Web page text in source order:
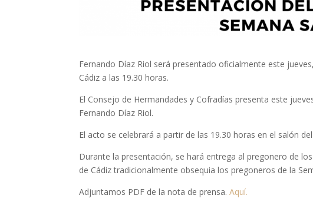
Fernando Díaz Riol será presentado oficialmente este
Cádiz a las 19.30 horas.
El Consejo de Hermandades y Cofradías presenta este
Fernando Díaz Riol.
El acto se celebrará a partir de las 19.30 horas en el salón
Durante la presentación, se hará entrega al pregonero de
de Cádiz tradicionalmente obsequia los pregoneros de la
Adjuntamos PDF de la nota de prensa. Aquí.